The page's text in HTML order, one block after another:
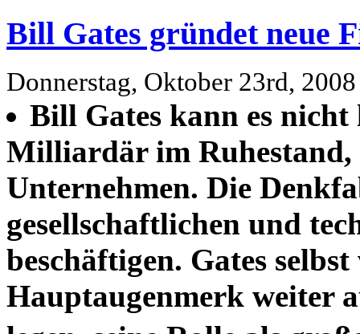
Bill Gates gründet neue
Donnerstag, Oktober 23rd, 2008
Bill Gates kann es
Milliardär im Ruhestand,
Unternehmen. Die
gesellschaftlichen und
beschäftigen. Gates
Hauptaugenmerk weiter